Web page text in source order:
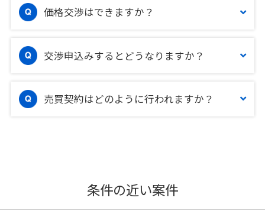
価格交渉はできますか？
交渉申込みするとどうなりますか？
売買契約はどのように行われますか？
条件の近い案件